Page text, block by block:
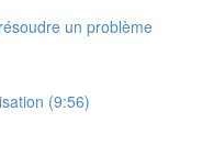
un problème
(9:56)